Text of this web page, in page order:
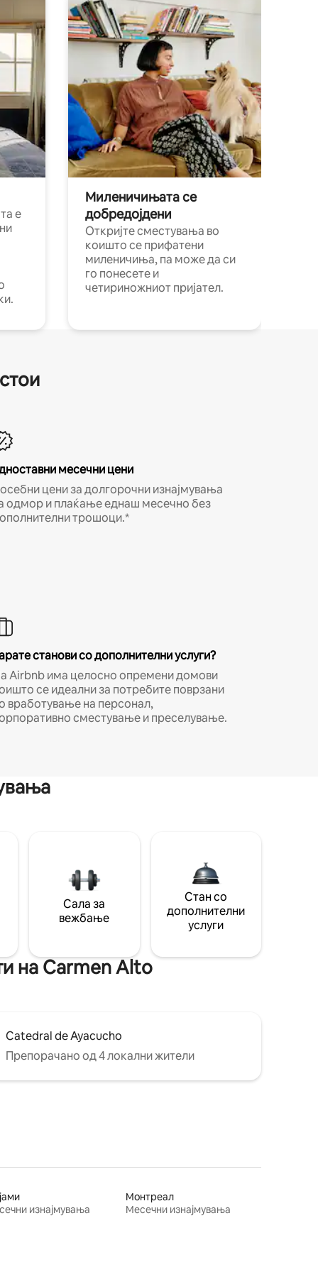
е
Миленичињата се
добредојдени
Откријте сместувања во
коишто се прифатени
миленичиња, па може да си
го понесете и
четириножниот пријател.
месечни цени
цени за долгорочни изнајмувања
одмор и плаќање еднаш месечно без
трошоци.*
станови со дополнителни услуги?
Airbnb има целосно опремени домови
се идеални за потребите поврзани
вработување на персонал,
сместување и преселување.
Сала за
вежбање
Стан со
дополнителни
услуги
на Carmen Alto
Catedral de Ayacucho
Препорачано од 4 локални жители
изнајмувања
Монтреал
Месечни изнајмувања